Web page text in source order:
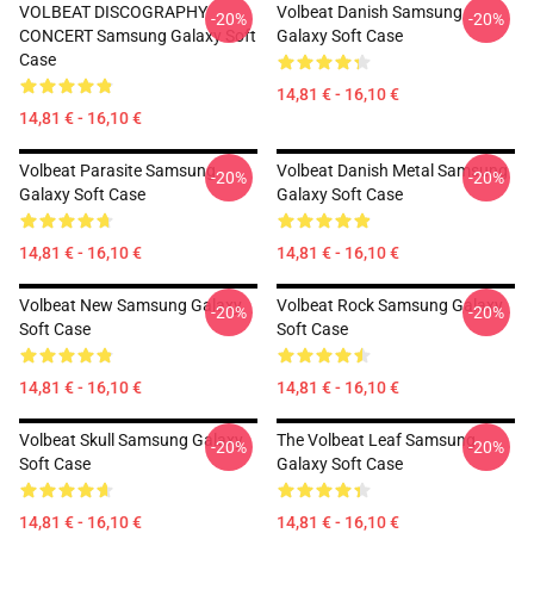
VOLBEAT DISCOGRAPHY
CONCERT Samsung Galaxy Soft
Case
14,81 € - 16,10 €
-20%
Volbeat Danish Samsung
Galaxy Soft Case
14,81 € - 16,10 €
-20%
Volbeat Parasite Samsung
Galaxy Soft Case
14,81 € - 16,10 €
-20%
Volbeat Danish Metal Samsung
Galaxy Soft Case
14,81 € - 16,10 €
-20%
Volbeat New Samsung Galaxy
Soft Case
14,81 € - 16,10 €
-20%
Volbeat Rock Samsung Galaxy
Soft Case
14,81 € - 16,10 €
-20%
Volbeat Skull Samsung Galaxy
Soft Case
14,81 € - 16,10 €
-20%
The Volbeat Leaf Samsung
Galaxy Soft Case
14,81 € - 16,10 €
-20%